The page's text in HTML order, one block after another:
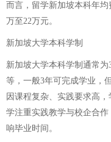
而言，留学新加坡本科年
万至22万元。
新加坡大学本科学制
新加坡大学本科学制通常
等，一般3年可完成学业，
因课程复杂、实践要求高
学注重实践教学与校企合
响毕业时间。